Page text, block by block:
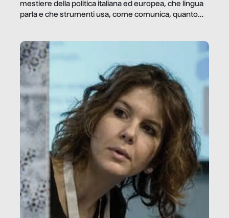
mestiere della politica italiana ed europea, che lingua
parla e che strumenti usa, come comunica, quanto